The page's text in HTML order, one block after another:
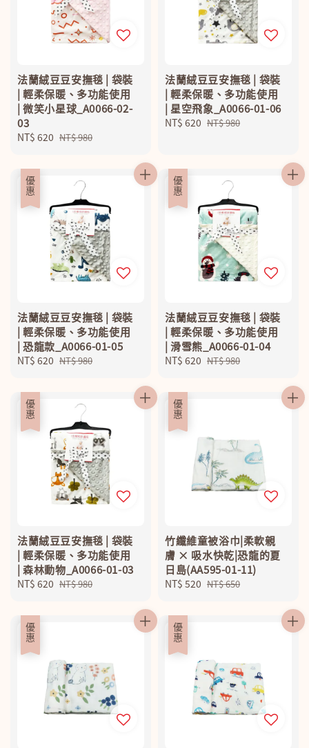
法蘭絨豆豆安撫毯 | 袋裝
| 輕柔保暖、多功能使用
| 微笑小星球_A0066-02-
03
Sale
NT$ 620 Regular
NT$ 980
法蘭絨豆豆安撫毯 | 袋裝
| 輕柔保暖、多功能使用
| 星空飛象_A0066-01-06
Sale
NT$ 620 Regular
NT$ 980
優惠
法蘭絨豆豆安撫毯 | 袋裝
| 輕柔保暖、多功能使用
| 恐龍款_A0066-01-05
Sale
NT$ 620 Regular
NT$ 980
優惠
法蘭絨豆豆安撫毯 | 袋裝
| 輕柔保暖、多功能使用
| 滑雪熊_A0066-01-04
Sale
NT$ 620 Regular
NT$ 980
優惠
法蘭絨豆豆安撫毯 | 袋裝
| 輕柔保暖、多功能使用
| 森林動物_A0066-01-03
Sale
NT$ 620 Regular
NT$ 980
優惠
竹纖維童被浴巾|柔軟親
膚 × 吸水快乾|恐龍的夏
日島(AA595-01-11)
Sale
NT$ 520 Regular
NT$ 650
優惠 優惠